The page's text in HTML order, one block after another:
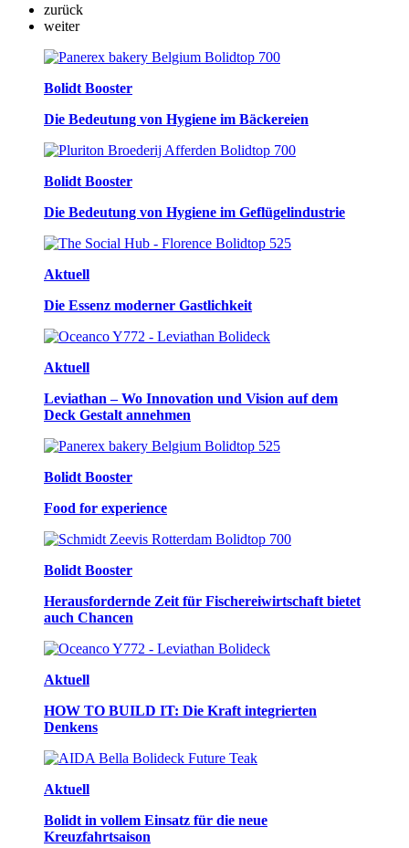
zurück
weiter
Bolidt Booster
Die Bedeutung von Hygiene im Bäckereien
Bolidt Booster
Die Bedeutung von Hygiene im Geflügelindustrie
Aktuell
Die Essenz moderner Gastlichkeit
Aktuell
Leviathan – Wo Innovation und Vision auf dem
Deck Gestalt annehmen
Bolidt Booster
Food for experience
Bolidt Booster
Herausfordernde Zeit für Fischereiwirtschaft bietet
auch Chancen
Aktuell
HOW TO BUILD IT: Die Kraft integrierten
Denkens
Aktuell
Bolidt in vollem Einsatz für die neue
Kreuzfahrtsaison